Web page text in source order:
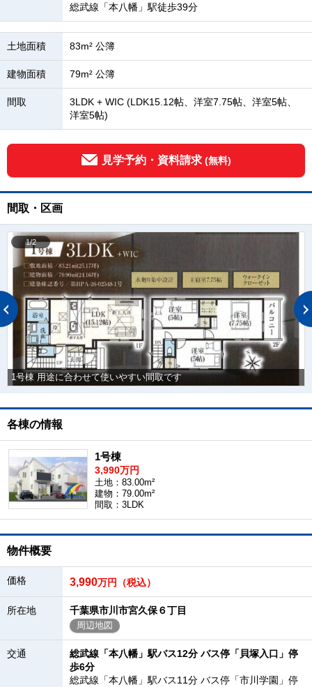
総武線「本八幡」駅徒歩39分
土地面積 83m² 公簿
建物面積 79m² 公簿
間取
3LDK + WIC (LDK15.12帖、洋室7.75帖、洋室5帖、
洋室5帖)
見学予約・資料請求 (無料)
間取・区画
1号棟 用途に合わせて使いやすい間取です
1/2
各棟の情報
1号棟
3,990万円
土地：83.00m²
建物：79.00m²
間取：3LDK
物件概要
価格 3,990万円（税込）
所在地 千葉県市川市宮久保６丁目
周辺地図
交通
総武線「本八幡」駅バス12分 バス停「貝塚入口」停
歩6分
総武線「本八幡」駅バス11分 バス停「市川学園」停